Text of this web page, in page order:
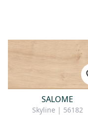
SALOME
Skyline | 56182